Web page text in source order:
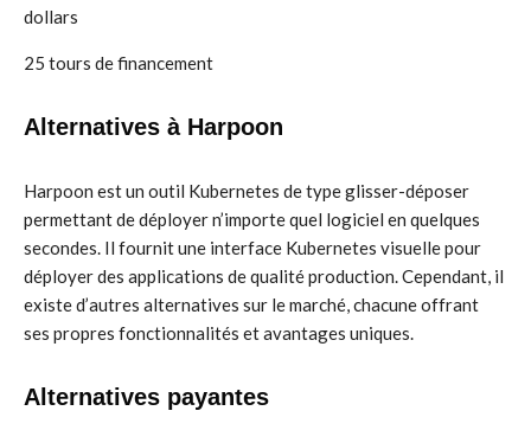
dollars
25 tours de financement
Alternatives à Harpoon
Harpoon est un outil Kubernetes de type glisser-déposer
permettant de déployer n’importe quel logiciel en quelques
secondes. Il fournit une interface Kubernetes visuelle pour
déployer des applications de qualité production. Cependant, il
existe d’autres alternatives sur le marché, chacune offrant
ses propres fonctionnalités et avantages uniques.
Alternatives payantes